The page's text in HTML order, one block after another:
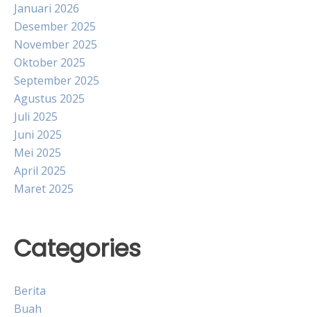
Januari 2026
Desember 2025
November 2025
Oktober 2025
September 2025
Agustus 2025
Juli 2025
Juni 2025
Mei 2025
April 2025
Maret 2025
Categories
Berita
Buah